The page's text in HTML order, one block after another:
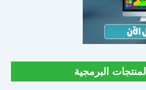
المنتجات البرمجية